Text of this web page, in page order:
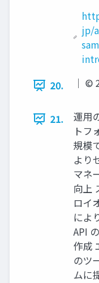
jp/
20.
│ ©
21.
運⽤
トフ
規模
より
マネ
向上
ロイ
によ
API
作成
のツ
ムに